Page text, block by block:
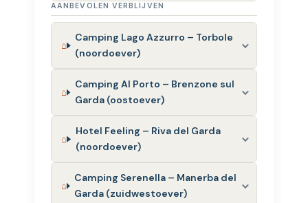
AANBEVOLEN VERBLIJVEN
Camping Lago Azzurro – Torbole
(noordoever)
Camping Al Porto – Brenzone sul
Garda (oostoever)
Hotel Feeling – Riva del Garda
(noordoever)
Camping Serenella – Manerba del
Garda (zuidwestoever)